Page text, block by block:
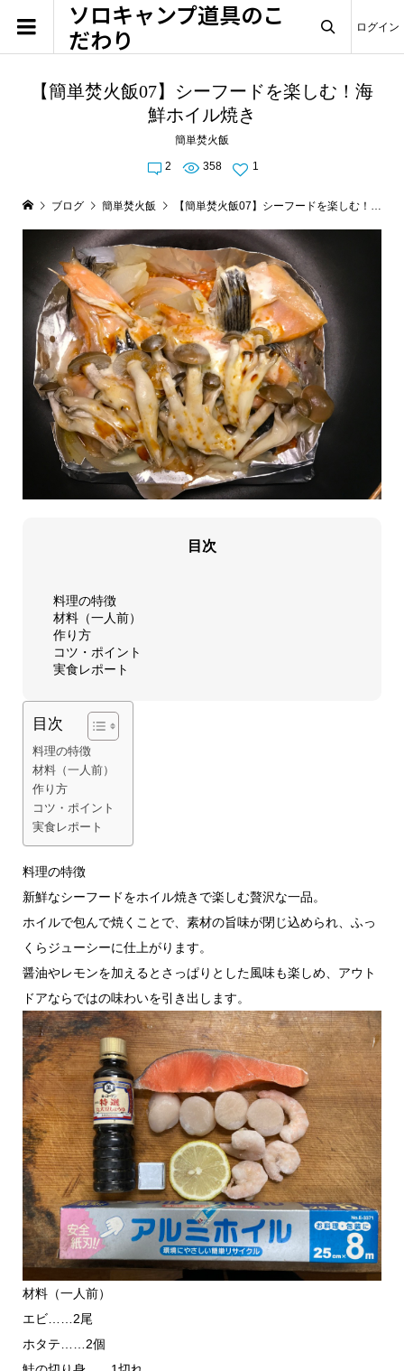
ソロキャンプ道具のこ
だわり
ログイン
【簡単焚火飯07】シーフードを楽しむ！海
鮮ホイル焼き
簡単焚火飯
2 358 1
ブログ 簡単焚火飯 【簡単焚火飯07】シーフードを楽しむ！海鮮ホイル焼き
目次
料理の特徴
材料（一人前）
作り方
コツ・ポイント
実食レポート
目次
料理の特徴
材料（一人前）
作り方
コツ・ポイント
実食レポート
料理の特徴
新鮮なシーフードをホイル焼きで楽しむ贅沢な一品。
ホイルで包んで焼くことで、素材の旨味が閉じ込められ、ふっ
くらジューシーに仕上がります。
醤油やレモンを加えるとさっぱりとした風味も楽しめ、アウト
ドアならではの味わいを引き出します。
材料（一人前）
エビ……2尾
ホタテ……2個